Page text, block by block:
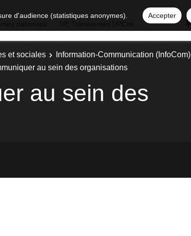
d'audience (statistiques anonymes). Accepter
et sociales
Information-Communication (InfoCom)
au sein des organisations
au sein des